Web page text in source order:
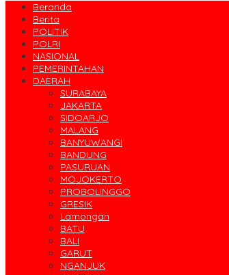
Beranda
Berita
POLITIK
POLRI
NASIONAL
PEMERINTAHAN
DAERAH
SURABAYA
JAKARTA
SIDOARJO
MALANG
BANYUWANGI
BANDUNG
PASURUAN
MOJOKERTO
PROBOLINGGO
GRESIK
Lamongan
BATU
BALI
GARUT
NGANJUK